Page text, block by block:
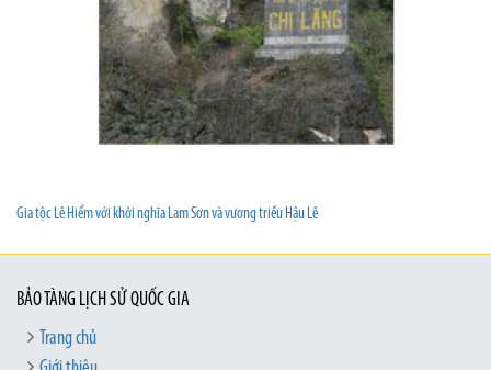
Gia tộc Lê Hiểm với khởi nghĩa Lam Sơn và vương triều Hậu Lê
BẢO TÀNG LỊCH SỬ QUỐC GIA
Trang chủ